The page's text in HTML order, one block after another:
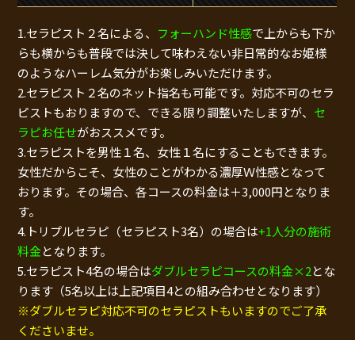
1.セラピスト２名による、 フォーハンド性感で上からも下か
らも横からも普段では決して味わえない非日常的なお姫様
のようなハーレム気分がお楽しみいただけます。
2.セラピスト２名のネット指名も可能です。対応不可のセラ
ピストもおりますので、できる限り調整いたしますが、 セ
ラピお任せがおススメです。
3.セラピストを男性１名、女性１名にすることもできます。
女性だからこそ、女性のことがわかる濃厚Ｗ性感となって
おります。その場合、各コースの料金は＋3,000円となりま
す。
4.トリプルセラピ（セラピスト3名）の場合は+1人分の施術
料金となります。
5.セラピスト4名の場合はダブルセラピコースの料金×2とな
ります（5名以上は上記項目4との組み合わせとなります）
※ダブルセラピ対応不可のセラピストもいますのでご了承
くださいませ。